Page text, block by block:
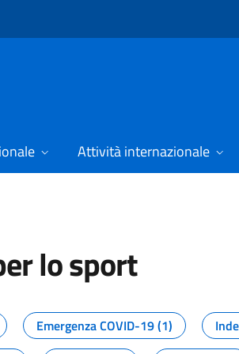
Attività internazionale
lo sport
dal Dipartimento
Emergenza COVID-19 (1)